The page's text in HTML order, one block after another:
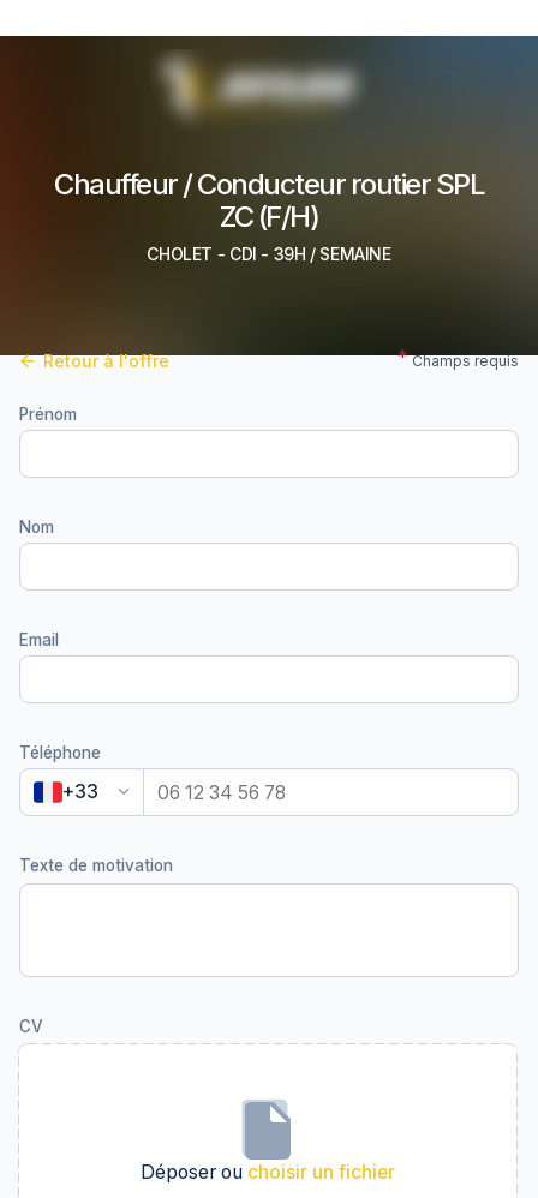
Chauffeur / Conducteur routier SPL
ZC (F/H)
CHOLET - CDI - 39H / SEMAINE
Retour à l'offre Champs requis
Prénom
Nom
Email
Téléphone
+33 keyboard_arrow_down
Texte de motivation
CV
Déposer ou choisir un fichier